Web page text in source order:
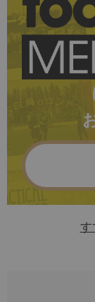
す